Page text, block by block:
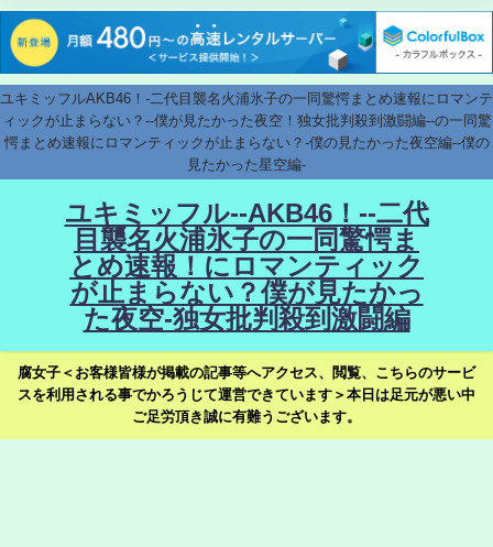
ユキミッフルAKB46！-二代目襲名火浦氷子の一同驚愕まとめ速報にロマンテ
ィックが止まらない？--僕が見たかった夜空！独女批判殺到激闘編--の一同驚
愕まとめ速報にロマンティックが止まらない？-僕の見たかった夜空編--僕の
見たかった星空編-
ユキミッフル--AKB46！--二代
目襲名火浦氷子の一同驚愕ま
とめ速報！にロマンティック
が止まらない？僕が見たかっ
た夜空-独女批判殺到激闘編
腐女子＜お客様皆様が掲載の記事等へアクセス、閲覧、こちらのサービ
スを利用される事でかろうじて運営できています＞本日は足元が悪い中
ご足労頂き誠に有難うございます。